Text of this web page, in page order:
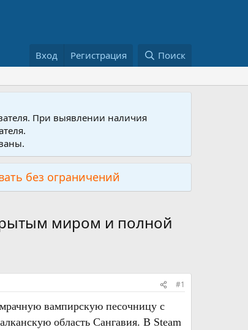
Вход Регистрация Поиск
При выявлении наличия
без ограничений
миром и полной
#1
вампирскую песочницу с
область Сангавия. В Steam